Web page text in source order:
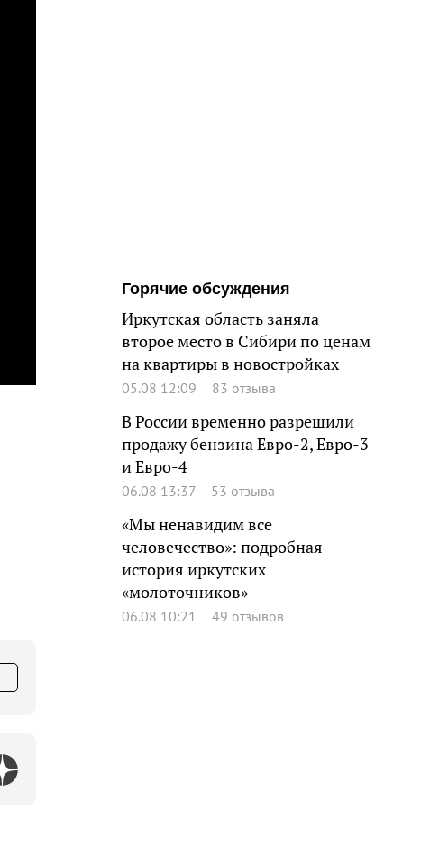
Горячие обсуждения
Иркутская область заняла
второе место в Сибири по ценам
на квартиры в новостройках
05.08 12:09 83 отзыва
В России временно разрешили
продажу бензина Евро-2, Евро-3
и Евро-4
06.08 13:37 53 отзыва
«Мы ненавидим все
человечество»: подробная
история иркутских
«молоточников»
06.08 10:21 49 отзывов